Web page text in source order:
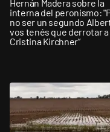
Hernán Madera sobre la
interna del peronismo:
no ser un segundo
vos tenés que derrotar a
Cristina Kirchner”